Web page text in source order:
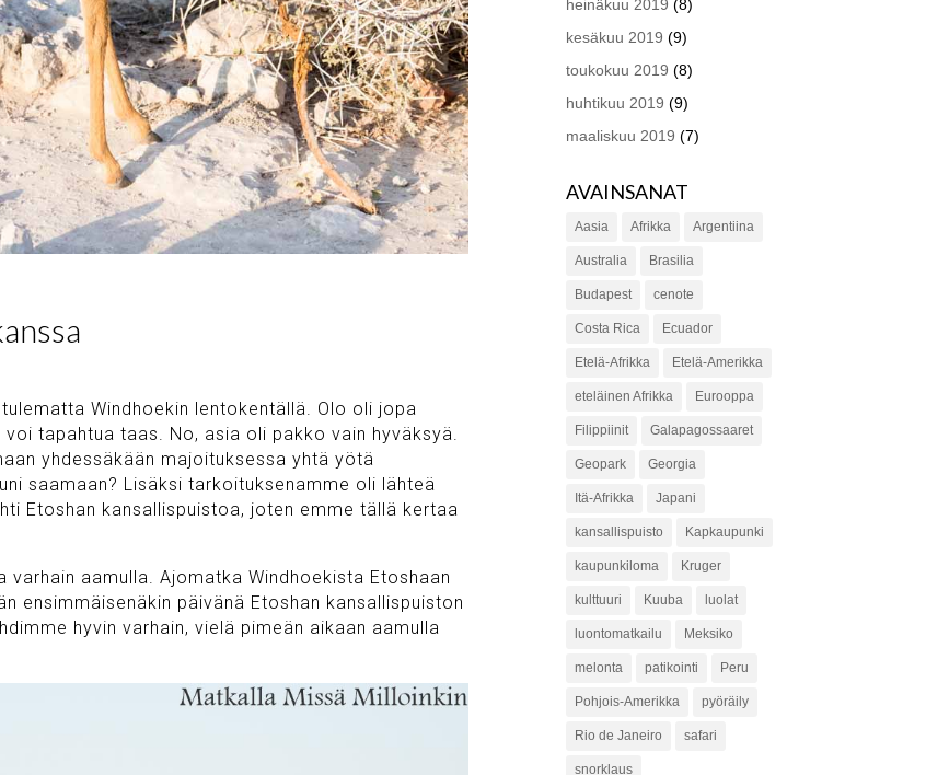
Windhoekin lentokentällä. Olo oli jopa
tapahtua taas. No, asia oli pakko vain hyväksyä.
yhdessäkään majoituksessa yhtä yötä
saamaan? Lisäksi tarkoituksenamme oli lähteä
Etoshan kansallispuistoa, joten emme tällä kertaa
aamulla. Ajomatka Windhoekista Etoshaan
ensimmäisenäkin päivänä Etoshan kansallispuiston
hyvin varhain, vielä pimeän aikaan aamulla
heinäkuu 2019 (8)
kesäkuu 2019 (9)
toukokuu 2019 (8)
huhtikuu 2019 (9)
maaliskuu 2019 (7)
AVAINSANAT
Aasia Afrikka Argentiina
Australia Brasilia
Budapest cenote
Costa Rica Ecuador
Etelä-Afrikka Etelä-Amerikka
eteläinen Afrikka Eurooppa
Filippiinit Galapagossaaret
Geopark Georgia
Itä-Afrikka Japani
kansallispuisto Kapkaupunki
kaupunkiloma Kruger
kulttuuri Kuuba luolat
luontomatkailu Meksiko
melonta patikointi Peru
Pohjois-Amerikka pyöräily
Rio de Janeiro safari
snorklaus